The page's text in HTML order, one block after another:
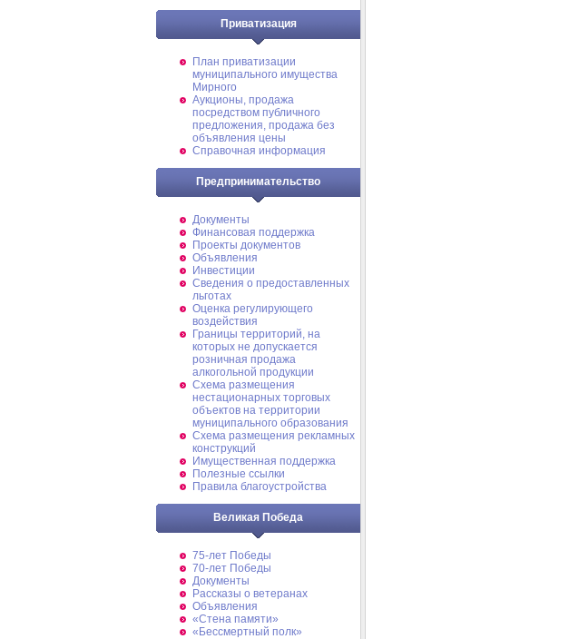
Приватизация
План приватизации
муниципального имущества
Мирного
Аукционы, продажа
посредством публичного
предложения, продажа без
объявления цены
Справочная информация
Предпринимательство
Документы
Финансовая поддержка
Проекты документов
Объявления
Инвестиции
Сведения о предоставленных
льготах
Оценка регулирующего
воздействия
Границы территорий, на
которых не допускается
розничная продажа
алкогольной продукции
Схема размещения
нестационарных торговых
объектов на территории
муниципального образования
Схема размещения рекламных
конструкций
Имущественная поддержка
Полезные ссылки
Правила благоустройства
Великая Победа
75-лет Победы
70-лет Победы
Документы
Рассказы о ветеранах
Объявления
«Стена памяти»
«Бессмертный полк»